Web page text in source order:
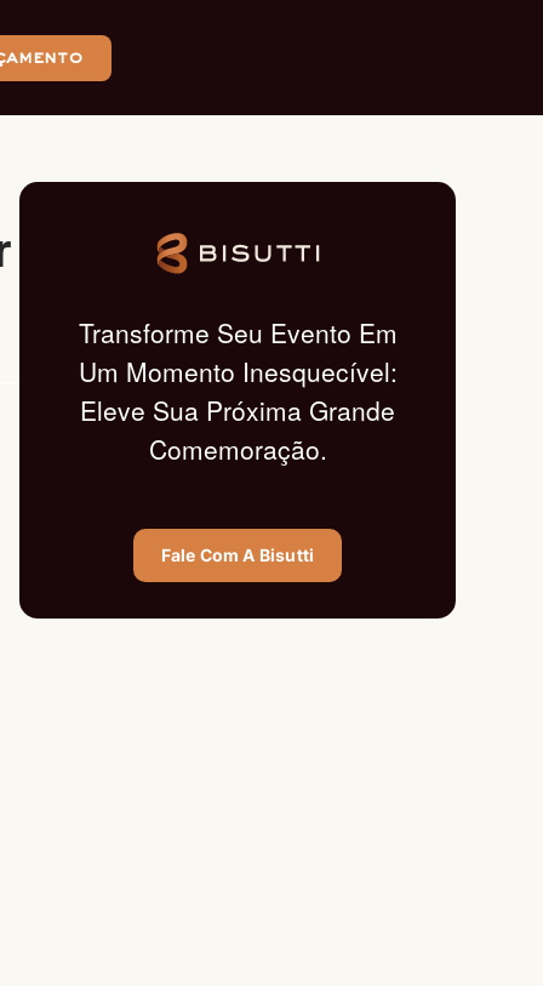
Transforme Seu Evento Em
Um Momento Inesquecível:
Eleve Sua Próxima Grande
Comemoração.
Fale Com A Bisutti